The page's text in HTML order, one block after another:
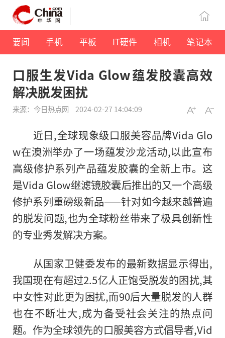
要闻 手机 平板 IT硬件 相机 笔记本
口服生发Vida Glow蕴发胶囊高效
解决脱发困扰
来源：今日热点网 2024-02-27 14:04:09
近日,全球现象级口服美容品牌Vida Glo
w在澳洲举办了一场蕴发沙龙活动,以此宣布
高级修护系列产品蕴发胶囊的全新上市。这
是Vida Glow继滤镜胶囊后推出的又一个高级
修护系列重磅级新品——针对如今越来越普遍
的脱发问题,也为全球粉丝带来了极具创新性
的专业秀发解决方案。
从国家卫健委发布的最新数据显示得出,
我国现在有超过2.5亿人正饱受脱发的困扰,其
中女性对此更为困扰,而90后大量脱发的人群
也在不断壮大,成为备受社会关注的热点问
题。作为全球领先的口服美容方式倡导者,Vid